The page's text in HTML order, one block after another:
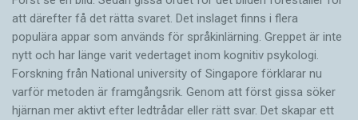
att därefter få det rätta svaret. Det inslaget finns i flera
populära appar som används för språkinlärning. Greppet är inte
nytt och har länge varit vedertaget inom kognitiv psykologi.
Forskning från National university of Singa­pore förklarar nu
varför metoden är framgångsrik. Genom att först gissa ­söker
hjärnan mer aktivt ­efter ledtrådar eller rätt svar. Det skapar ett